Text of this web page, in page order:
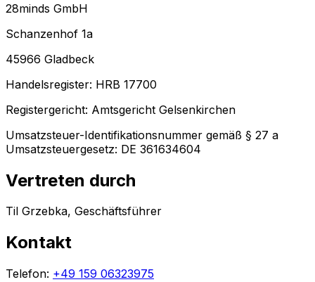
28minds GmbH
Schanzenhof 1a
45966 Gladbeck
Handelsregister: HRB 17700
Registergericht: Amtsgericht Gelsenkirchen
Umsatzsteuer-Identifikationsnummer gemäß § 27 a
Umsatzsteuergesetz: DE 361634604
Vertreten durch
Til Grzebka, Geschäftsführer
Kontakt
Telefon: +49 159 06323975